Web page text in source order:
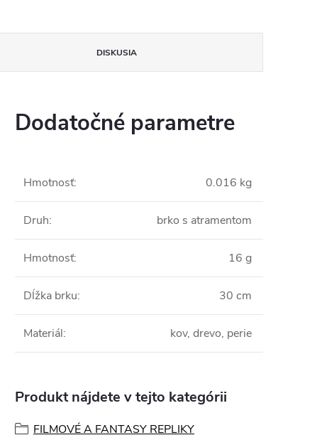
DISKUSIA
Dodatočné parametre
Hmotnosť: 0.016 kg
Druh: brko s atramentom
Hmotnosť: 16 g
Dĺžka brku: 30 cm
Materiál: kov, drevo, perie
Produkt nájdete v tejto kategórii
FILMOVÉ A FANTASY REPLIKY